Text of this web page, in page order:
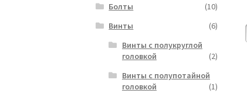
Болты
(10)
Винты
(6)
Винты с полукруглой
головкой
(2)
Винты с полупотайной
головкой
(1)